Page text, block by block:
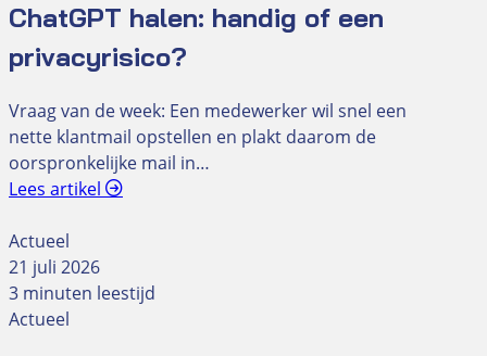
ChatGPT halen: handig of een
privacyrisico?
Vraag van de week: Een medewerker wil snel een
nette klantmail opstellen en plakt daarom de
oorspronkelijke mail in…
Lees artikel
Actueel
21 juli 2026
3 minuten leestijd
Actueel